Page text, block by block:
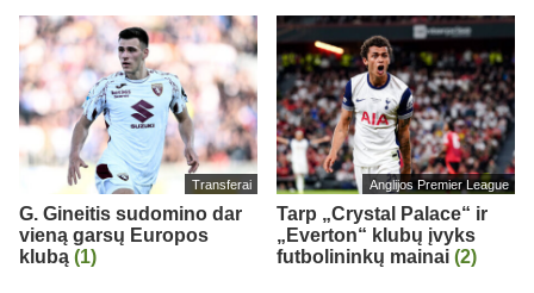
Transferai
G. Gineitis sudomino dar
vieną garsų Europos
klubą (1)
Anglijos Premier League
Tarp „Crystal Palace“ ir
„Everton“ klubų įvyks
futbolininkų mainai (2)